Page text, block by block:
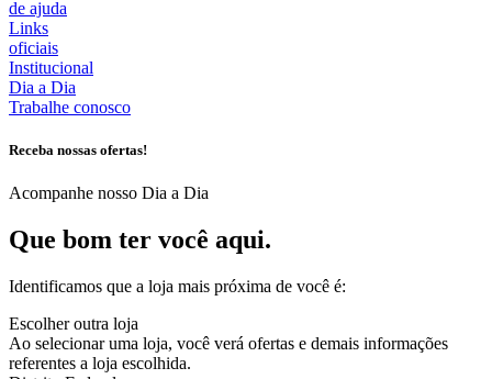
de ajuda
Links
oficiais
Institucional
Dia a Dia
Trabalhe conosco
Receba nossas ofertas!
Acompanhe nosso Dia a Dia
Que bom ter você aqui.
Identificamos que a loja mais próxima de você é:
Escolher outra loja
Ao selecionar uma loja, você verá ofertas e demais informações
referentes a loja escolhida.